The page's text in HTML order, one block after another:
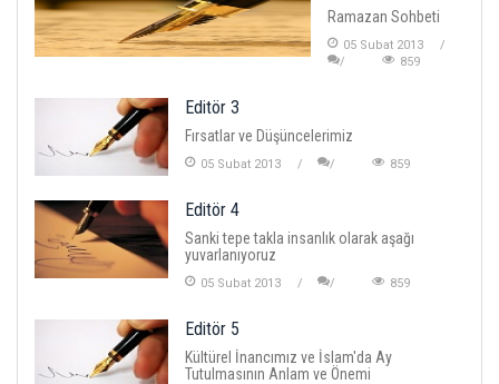
Ramazan Sohbeti
05 Subat 2013
859
Editör 3
Fırsatlar ve Düşüncelerimiz
05 Subat 2013 859
Editör 4
Sanki tepe takla insanlık olarak aşağı
yuvarlanıyoruz
05 Subat 2013 859
Editör 5
Kültürel İnancımız ve İslam'da Ay
Tutulmasının Anlam ve Önemi